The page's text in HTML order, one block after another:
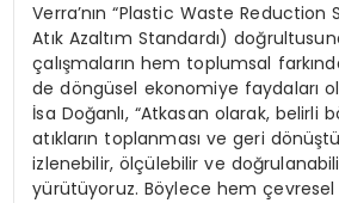
Verra’nın “Plastic Waste Reduction
Atık Azaltım Standardı)
çalışmaların hem toplumsal
de döngüsel ekonomiye faydaları
İsa Doğanlı, “Atkasan olarak, belirli
atıkların toplanması ve geri
izlenebilir, ölçülebilir ve
yürütüyoruz. Böylece hem çevresel